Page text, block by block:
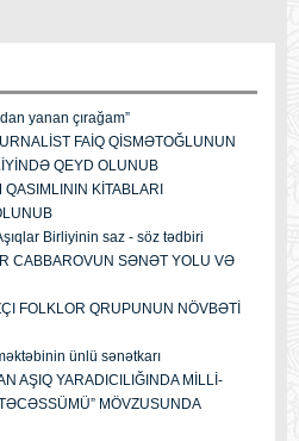
yanan çırağam”
FAİQ QİSMƏTOĞLUNUN
QEYD OLUNUB
KİTABLARI
Birliyinin saz - söz tədbiri
CABBAROVUN SƏNƏT YOLU VƏ
FOLKLOR QRUPUNUN NÖVBƏTİ
ünlü sənətkarı
AŞIQ YARADICILIĞINDA MİLLİ-
MÖVZUSUNDA